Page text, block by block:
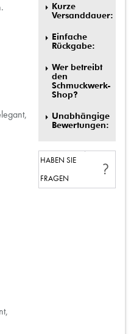
Kurze
Versanddauer:
Einfache
Rückgabe:
Wer betreibt
den
Schmuckwerk-
Shop?
Unabhängige
Bewertungen:
HABEN SIE
FRAGEN